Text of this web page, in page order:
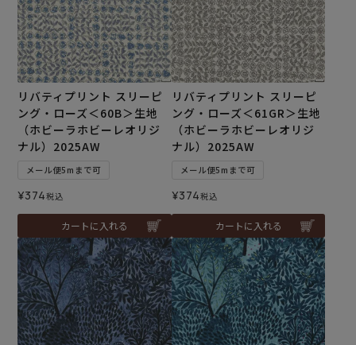
リバティプリント スリーピ
ング・ローズ＜60B＞生地
（ホビーラホビーレオリジ
ナル）2025AW
メール便5mまで可
¥374税込
カートに入れる
リバティプリント スリーピ
ング・ローズ＜61GR＞生地
（ホビーラホビーレオリジ
ナル）2025AW
メール便5mまで可
¥374税込
カートに入れる